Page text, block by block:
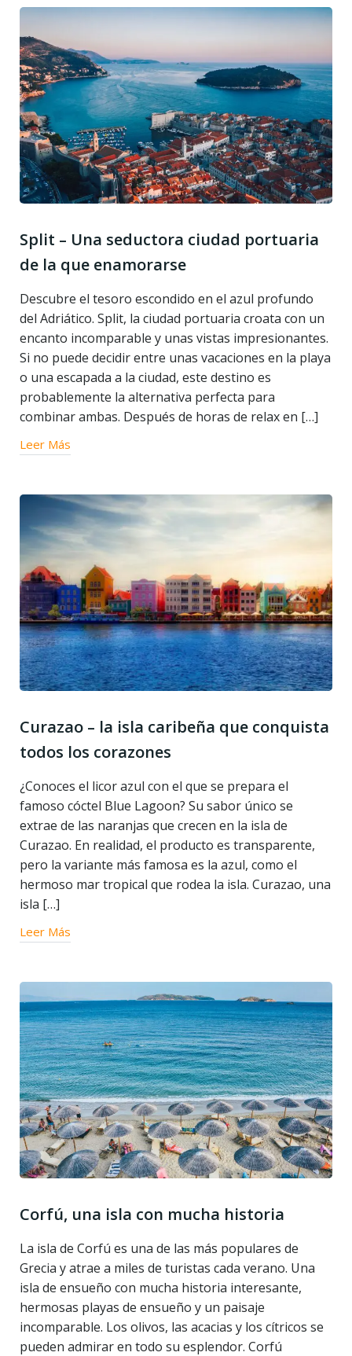
Split – Una seductora ciudad portuaria
de la que enamorarse
Descubre el tesoro escondido en el azul profundo
del Adriático. Split, la ciudad portuaria croata con un
encanto incomparable y unas vistas impresionantes.
Si no puede decidir entre unas vacaciones en la playa
o una escapada a la ciudad, este destino es
probablemente la alternativa perfecta para
combinar ambas. Después de horas de relax en […]
Leer Más
Curazao – la isla caribeña que conquista
todos los corazones
¿Conoces el licor azul con el que se prepara el
famoso cóctel Blue Lagoon? Su sabor único se
extrae de las naranjas que crecen en la isla de
Curazao. En realidad, el producto es transparente,
pero la variante más famosa es la azul, como el
hermoso mar tropical que rodea la isla. Curazao, una
isla […]
Leer Más
Corfú, una isla con mucha historia
La isla de Corfú es una de las más populares de
Grecia y atrae a miles de turistas cada verano. Una
isla de ensueño con mucha historia interesante,
hermosas playas de ensueño y un paisaje
incomparable. Los olivos, las acacias y los cítricos se
pueden admirar en todo su esplendor. Corfú